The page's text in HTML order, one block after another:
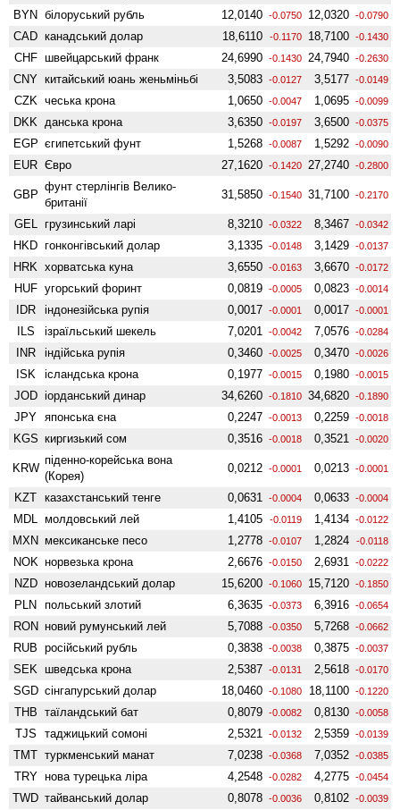
BYN білоруський рубль 12,0140 -0.0750 12,0320 -0.0790
CAD канадський долар 18,6110 -0.1170 18,7100 -0.1430
CHF швейцарський франк 24,6990 -0.1430 24,7940 -0.2630
CNY китайський юань женьмiньбi 3,5083 -0.0127 3,5177 -0.0149
CZK чеська крона 1,0650 -0.0047 1,0695 -0.0099
DKK данська крона 3,6350 -0.0197 3,6500 -0.0375
EGP єгипетський фунт 1,5268 -0.0087 1,5292 -0.0090
EUR Євро 27,1620 -0.1420 27,2740 -0.2800
GBP
фунт стерлінгів Велико­
британії
31,5850 -0.1540 31,7100 -0.2170
GEL грузинський ларі 8,3210 -0.0322 8,3467 -0.0342
HKD гонконгівський долар 3,1335 -0.0148 3,1429 -0.0137
HRK хорватська куна 3,6550 -0.0163 3,6670 -0.0172
HUF угорський форинт 0,0819 -0.0005 0,0823 -0.0014
IDR індонезійська рупія 0,0017 -0.0001 0,0017 -0.0001
ILS ізраїльський шекель 7,0201 -0.0042 7,0576 -0.0284
INR індійська рупія 0,3460 -0.0025 0,3470 -0.0026
ISK ісландська крона 0,1977 -0.0015 0,1980 -0.0015
JOD іорданський динар 34,6260 -0.1810 34,6820 -0.1890
JPY японська єна 0,2247 -0.0013 0,2259 -0.0018
KGS киргизький сом 0,3516 -0.0018 0,3521 -0.0020
KRW
піденно-корейська вона
(Корея)
0,0212 -0.0001 0,0213 -0.0001
KZT казахстанський тенге 0,0631 -0.0004 0,0633 -0.0004
MDL молдовський лей 1,4105 -0.0119 1,4134 -0.0122
MXN мексиканське песо 1,2778 -0.0107 1,2824 -0.0118
NOK норвезька крона 2,6676 -0.0150 2,6931 -0.0222
NZD ново­зеландський долар 15,6200 -0.1060 15,7120 -0.1850
PLN польський злотий 6,3635 -0.0373 6,3916 -0.0654
RON новий румунський лей 5,7088 -0.0350 5,7268 -0.0662
RUB російський рубль 0,3838 -0.0038 0,3875 -0.0037
SEK шведська крона 2,5387 -0.0131 2,5618 -0.0170
SGD сінгапурський долар 18,0460 -0.1080 18,1100 -0.1220
THB таїландський бат 0,8079 -0.0082 0,8130 -0.0058
TJS таджицький сомоні 2,5321 -0.0132 2,5359 -0.0139
TMT туркменський манат 7,0238 -0.0368 7,0352 -0.0385
TRY нова турецька ліра 4,2548 -0.0282 4,2775 -0.0454
TWD тайванський долар 0,8078 -0.0036 0,8102 -0.0039